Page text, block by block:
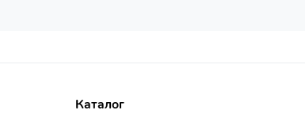
Каталог